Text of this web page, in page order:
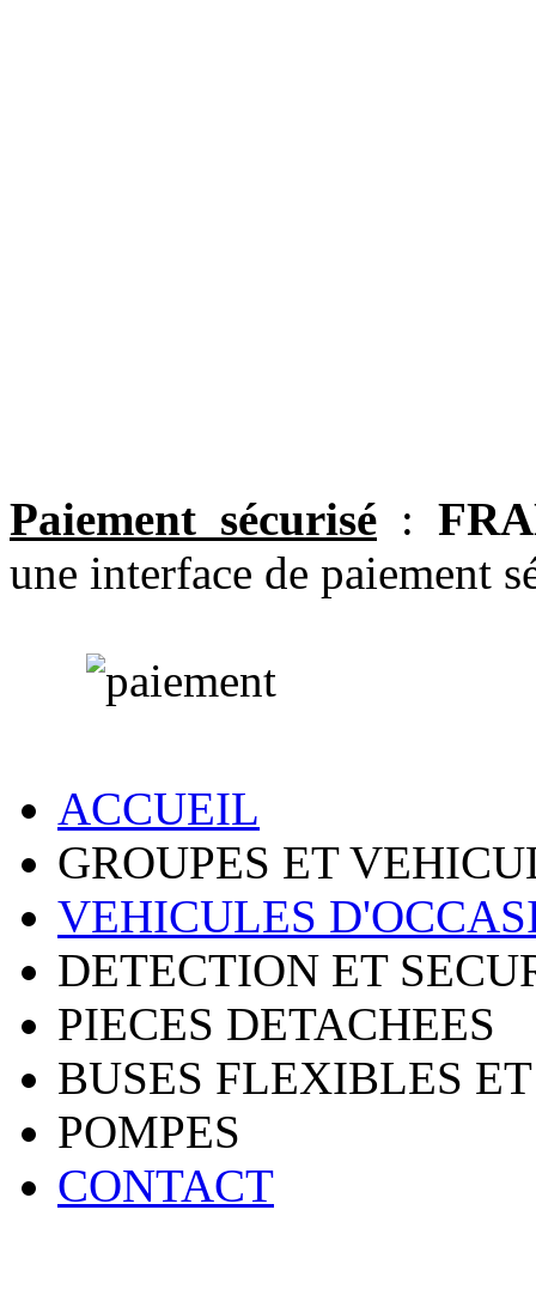
Paiement sécurisé :
une interface de paiement
ACCUEIL
GROUPES ET
VEHICULES
DETECTION ET
PIECES DETACHEES
BUSES FLEXIBLES
POMPES
CONTACT